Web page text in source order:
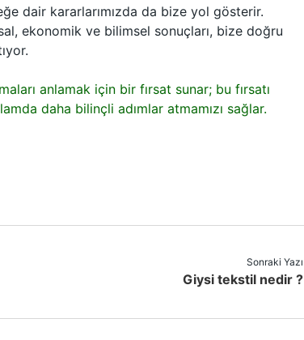
dair kararlarımızda da bize yol gösterir.
ekonomik ve bilimsel sonuçları, bize doğru
anlamak için bir fırsat sunar; bu fırsatı
daha bilinçli adımlar atmamızı sağlar.
Sonraki Yazı
Giysi tekstil nedir ?